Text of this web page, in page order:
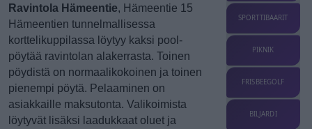
Ravintola Hämeentie, Hämeentie 15
Hämeentien tunnelmallisessa
korttelikuppilassa löytyy kaksi pool-
pöytää ravintolan alakerrasta. Toinen
pöydistä on normaalikokoinen ja toinen
pienempi pöytä. Pelaaminen on
asiakkaille maksutonta. Valikoimista
löytyvät lisäksi laadukkaat oluet ja
SPORTTIBAARIT
PIKNIK
FRISBEEGOLF
BILJARDI